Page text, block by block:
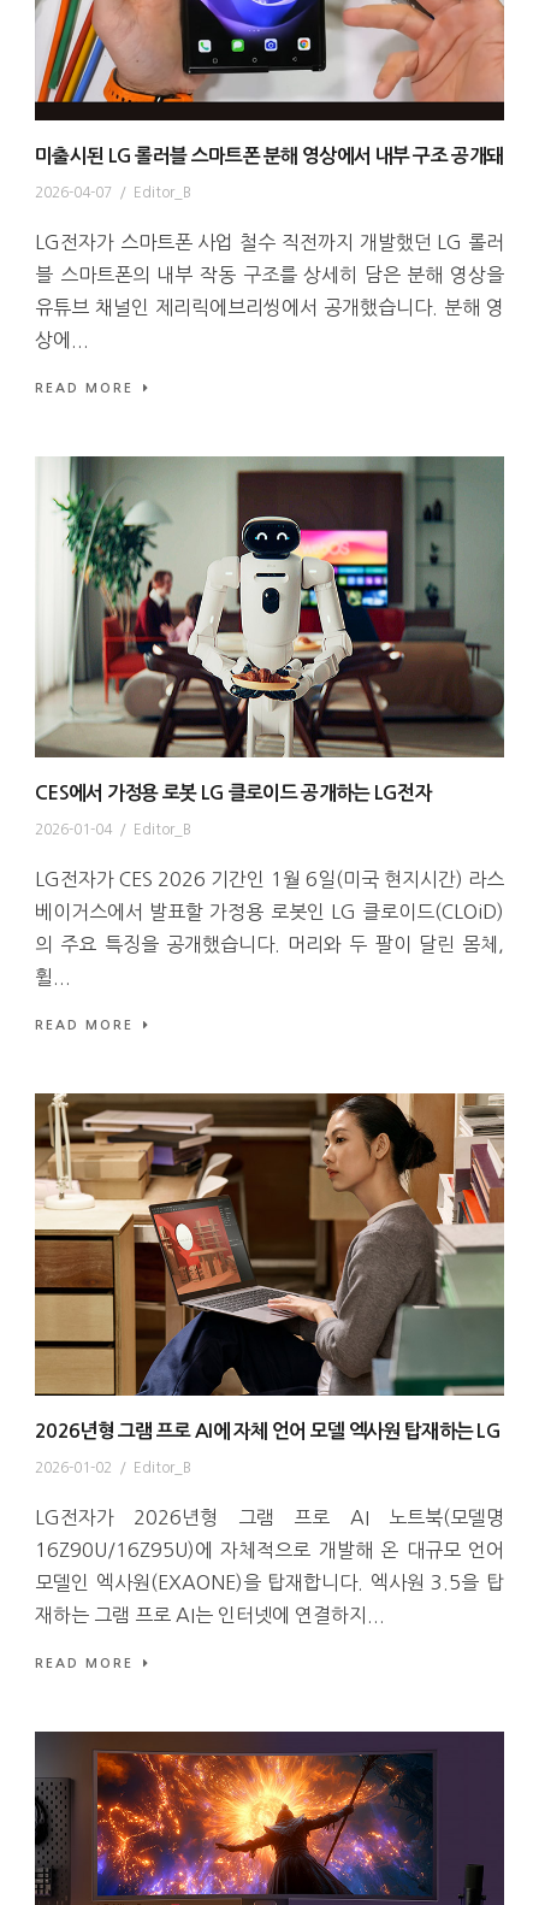
미출시된 LG 롤러블 스마트폰 분해 영상에서 내부 구조 공개돼
2026-04-07 / Editor_B
LG전자가 스마트폰 사업 철수 직전까지 개발했던 LG 롤러
블 스마트폰의 내부 작동 구조를 상세히 담은 분해 영상을
유튜브 채널인 제리릭에브리씽에서 공개했습니다. 분해 영
상에...
READ MORE
CES에서 가정용 로봇 LG 클로이드 공개하는 LG전자
2026-01-04 / Editor_B
LG전자가 CES 2026 기간인 1월 6일(미국 현지시간) 라스
베이거스에서 발표할 가정용 로봇인 LG 클로이드(CLOiD)
의 주요 특징을 공개했습니다. 머리와 두 팔이 달린 몸체,
휠...
READ MORE
2026년형 그램 프로 AI에 자체 언어 모델 엑사원 탑재하는 LG
2026-01-02 / Editor_B
LG전자가 2026년형 그램 프로 AI 노트북(모델명
16Z90U/16Z95U)에 자체적으로 개발해 온 대규모 언어
모델인 엑사원(EXAONE)을 탑재합니다. 엑사원 3.5을 탑
재하는 그램 프로 AI는 인터넷에 연결하지...
READ MORE